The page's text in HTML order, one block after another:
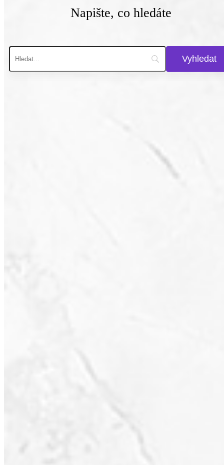
Napište, co hledáte